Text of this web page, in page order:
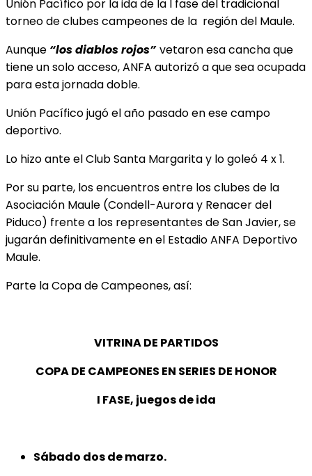
Unión Pacífico por la ida de la I fase del tradicional
torneo de clubes campeones de la región del Maule.
Aunque “los diablos rojos” vetaron esa cancha que
tiene un solo acceso, ANFA autorizó a que sea ocupada
para esta jornada doble.
Unión Pacífico jugó el año pasado en ese campo
deportivo.
Lo hizo ante el Club Santa Margarita y lo goleó 4 x 1.
Por su parte, los encuentros entre los clubes de la
Asociación Maule (Condell-Aurora y Renacer del
Piduco) frente a los representantes de San Javier, se
jugarán definitivamente en el Estadio ANFA Deportivo
Maule.
Parte la Copa de Campeones, así:
VITRINA DE PARTIDOS
COPA DE CAMPEONES EN SERIES DE HONOR
I FASE, juegos de ida
Sábado dos de marzo.